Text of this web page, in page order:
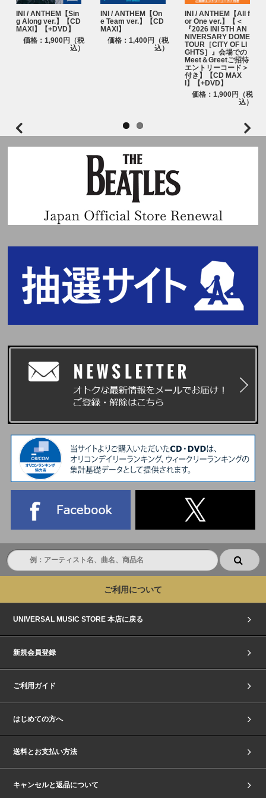
INI / ANTHEM【Sin
g Along ver.】【CD
MAXI】【+DVD】
価格：1,900円（税
込）
INI / ANTHEM【On
e Team ver.】【CD
MAXI】
価格：1,400円（税
込）
INI / ANTHEM【All f
or One ver.】【＜
『2026 INI 5TH AN
NIVERSARY DOME
TOUR［CITY OF LI
GHTS］』会場での
Meet＆Greetご招待
エントリーコード＞
付き】【CD MAX
I】【+DVD】
価格：1,900円（税
込）
ご利用について
UNIVERSAL MUSIC STORE 本店に戻る
新規会員登録
ご利用ガイド
はじめての方へ
送料とお支払い方法
キャンセルと返品について